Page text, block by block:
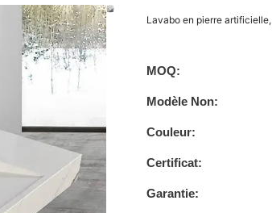
Lavabo en pierre
MOQ:
Modèle Non:
Couleur:
Certificat:
Garantie: